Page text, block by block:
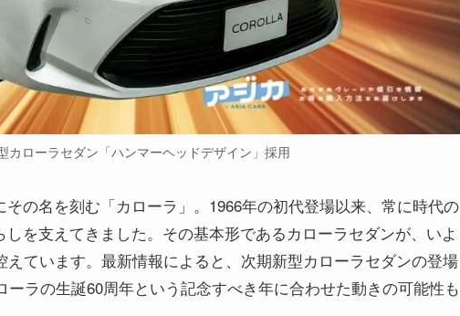
カローラセダン「ハンマーヘッドデザイン」採用
の名を刻む「カローラ」。1966年の初代登場以来、常に時代の
を支えてきました。その基本形であるカローラセダンが、いよ
ています。最新情報によると、次期新型カローラセダンの登場
ラの生誕60周年という記念すべき年に合わせた動きの可能性も